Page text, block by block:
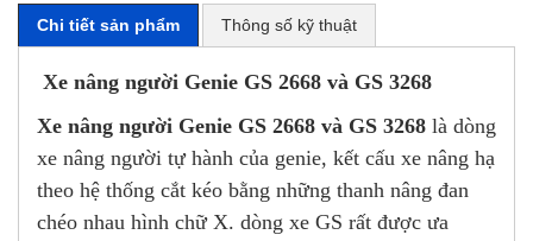
Chi tiết sản phẩm Thông số kỹ thuật
Xe nâng người Genie GS 2668 và GS 3268
Xe nâng người Genie GS 2668 và GS 3268 là dòng
xe nâng người tự hành của genie, kết cấu xe nâng hạ
theo hệ thống cắt kéo bằng những thanh nâng đan
chéo nhau hình chữ X. dòng xe GS rất được ưa